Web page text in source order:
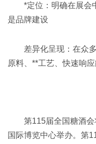
*定位：明确在展会
是品牌建设
差异化呈现：在众
原料、**工艺、快速响应
第115届全国糖酒会
国际博览中心举办。第